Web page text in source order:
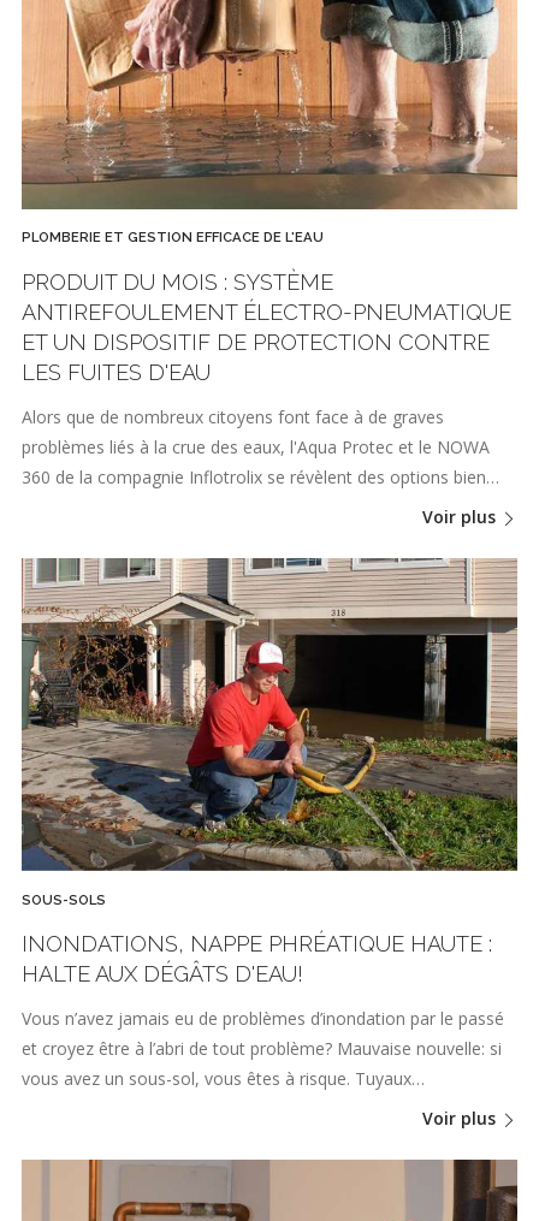
PLOMBERIE ET GESTION EFFICACE DE L'EAU
PRODUIT DU MOIS : SYSTÈME
ANTIREFOULEMENT ÉLECTRO-PNEUMATIQUE
ET UN DISPOSITIF DE PROTECTION CONTRE
LES FUITES D'EAU
Alors que de nombreux citoyens font face à de graves
problèmes liés à la crue des eaux, l'Aqua Protec et le NOWA
360 de la compagnie Inflotrolix se révèlent des options bien…
Voir plus
SOUS-SOLS
INONDATIONS, NAPPE PHRÉATIQUE HAUTE :
HALTE AUX DÉGÂTS D'EAU!
Vous n’avez jamais eu de problèmes d’inondation par le passé
et croyez être à l’abri de tout problème? Mauvaise nouvelle: si
vous avez un sous-sol, vous êtes à risque. Tuyaux…
Voir plus